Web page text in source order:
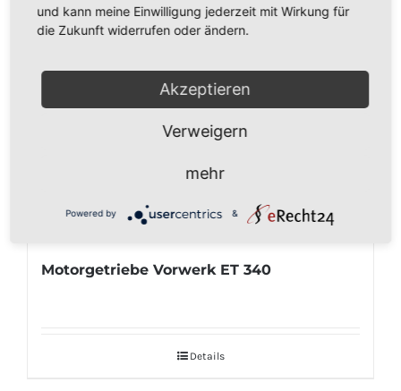
Motorgetriebe Vorwerk ET 340
Details
und kann meine Einwilligung jederzeit mit Wirkung für
die Zukunft widerrufen oder ändern.
Akzeptieren
Verweigern
mehr
Powered by &